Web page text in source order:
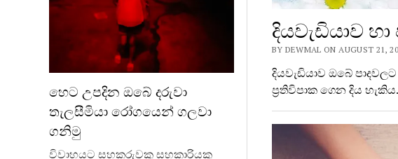
හෙට උපදින ඔබේ දරුවා
තැලසීමියා රෝගයෙන් ගලවා
ගනිමු
විවාහයට සහකරුවකු සහකාරියකු
දියවැඩියාව
BY DEWMAL ON AUGUST 21,
දියවැඩියාව ඔබේ
ප්‍රතිවිපාක ගෙන දිය